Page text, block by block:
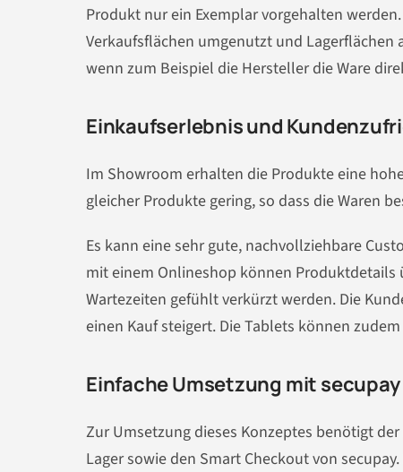
Produkt nur ein Exemplar vorgehalten
Verkaufsflächen umgenutzt und
wenn zum Beispiel die Hersteller die Ware
Einkaufserlebnis und
Im Showroom erhalten die Produkte eine
gleicher Produkte gering, so dass die Waren
Es kann eine sehr gute, nachvollziehbare
mit einem Onlineshop können
Wartezeiten gefühlt verkürzt werden. Die
einen Kauf steigert. Die Tablets können
Einfache Umsetzung mit secupay
Zur Umsetzung dieses Konzeptes benötigt
Lager sowie den Smart Checkout von